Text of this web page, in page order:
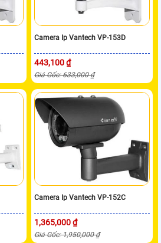
Camera Ip Vantech VP-153D
443,100 ₫
Giá Gốc: 633,000 ₫
Camera Ip Vantech VP-152C
1,365,000 ₫
Giá Gốc: 1,950,000 ₫